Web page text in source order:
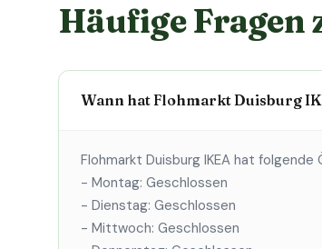
Häufige
Wann hat Flohmarkt Duisburg
Flohmarkt Duisburg IKEA hat folgende
- Montag: Geschlossen
- Dienstag: Geschlossen
- Mittwoch: Geschlossen